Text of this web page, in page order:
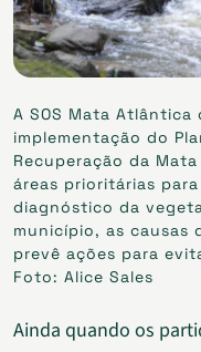
A SOS Mata
implementação do
Recuperação da
áreas prioritárias
diagnóstico da
município, as causas
prevê ações para
Foto: Alice Sales
Ainda quando os